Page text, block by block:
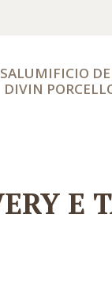
SALUMIFICIO
DIVIN
E